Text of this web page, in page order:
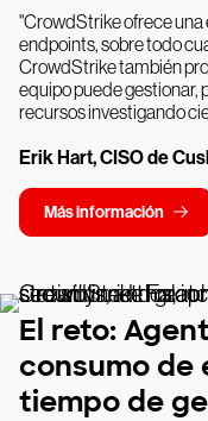
"CrowdStrike ofrece
endpoints, sobre todo
CrowdStrike también
equipo puede gestionar,
recursos investigando
Erik Hart, CISO de
Más información
El reto:
consumo de
tiempo de